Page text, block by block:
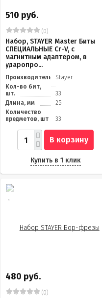
510 руб.
(0)
Набор, STAYER Master Биты
СПЕЦИАЛЬНЫЕ Cr-V, с
магнитным адаптером, в
ударопро...
Производитель
Stayer
Кол-во бит,
шт.
33
Длина, мм
25
Количество
предметов, шт
33
В корзину
Купить в 1 клик
480 руб.
(0)